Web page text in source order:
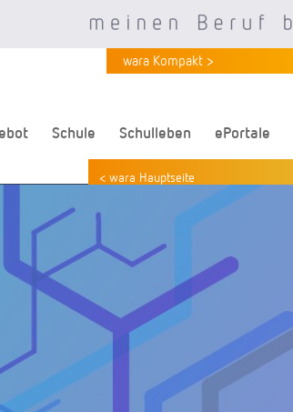
Schule Schulleben ePortale
wara Kompakt >
< wara Hauptseite